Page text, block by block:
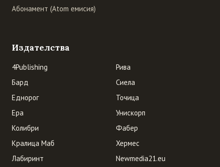
Абонамент (Atom емисия)
Издателства
4Publishing
Бард
Еднорог
Ера
Колибри
Кралица Маб
Лабиринт
Рива
Сиела
Точица
Унискорп
Фабер
Хермес
Newmedia21.eu